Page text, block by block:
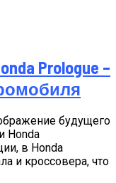
Prologue –
будущего
Honda
в Honda
и кроссовера, что